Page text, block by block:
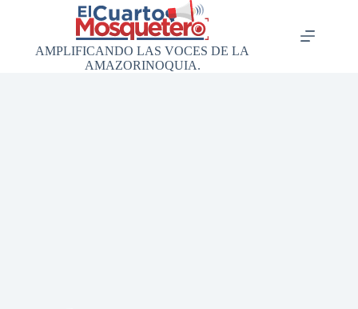
AMPLIFICANDO LAS VOCES DE LA
AMAZORINOQUIA.